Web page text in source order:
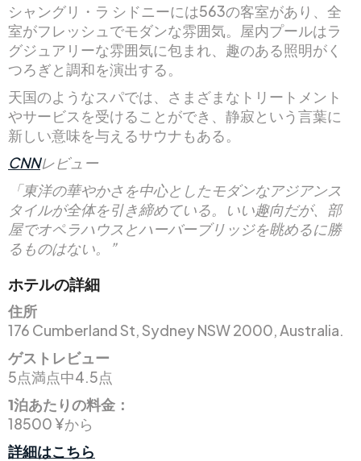
シャングリ・ラ シドニーには563の客室があり、全
室がフレッシュでモダンな雰囲気。屋内プールはラ
グジュアリーな雰囲気に包まれ、趣のある照明がく
つろぎと調和を演出する。
天国のようなスパでは、さまざまなトリートメント
やサービスを受けることができ、静寂という言葉に
新しい意味を与えるサウナもある。
CNNレビュー
「東洋の華やかさを中心としたモダンなアジアンス
タイルが全体を引き締めている。いい趣向だが、部
屋でオペラハウスとハーバーブリッジを眺めるに勝
るものはない。”
ホテルの詳細
住所
176 Cumberland St, Sydney NSW 2000, Australia.
ゲストレビュー
5点満点中4.5点
1泊あたりの料金：
18500 ¥から
詳細はこちら